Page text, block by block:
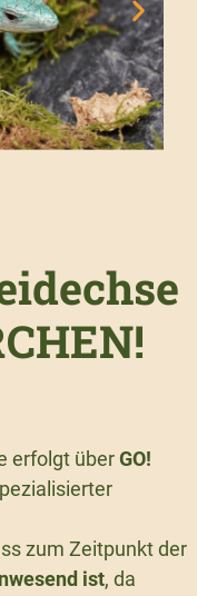
erfolgt überGO!
zum Zeitpunkt der
ist, da